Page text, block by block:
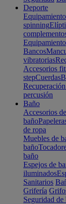
Deporte
spinning
Bancos
vibratorias
Accesorios
stepCuerdas
percusión
Baño
Accesorios
baño
de ropa
Muebles de
baño
baño
Espejos de
iluminados
Sanitarios
Grifería
Seguridad de